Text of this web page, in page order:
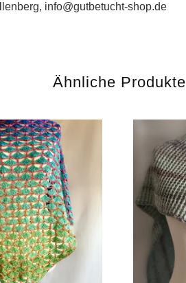
info@gutbetucht-shop.de
Ähnliche Produkte